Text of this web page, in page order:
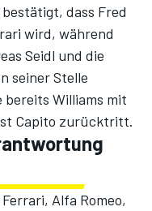
dass Fred
wird, während
Seidl und die
seiner Stelle
Williams mit
Capito zurücktritt.
Alfa Romeo,